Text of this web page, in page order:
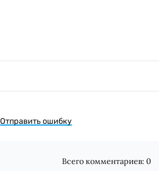
Отправить ошибку
Всего комментариев: 0